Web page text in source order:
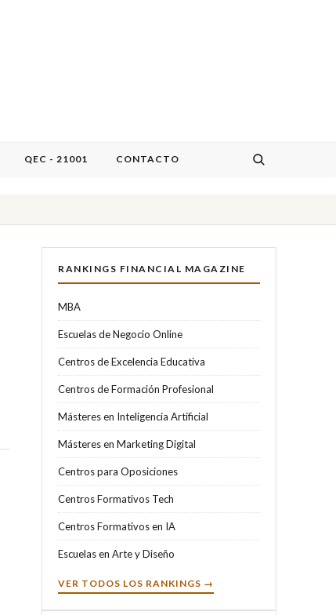
QEC - 21001 CONTACTO
RANKINGS FINANCIAL MAGAZINE
MBA
Escuelas de Negocio Online
Centros de Excelencia Educativa
Centros de Formación Profesional
Másteres en Inteligencia Artificial
Másteres en Marketing Digital
Centros para Oposiciones
Centros Formativos Tech
Centros Formativos en IA
Escuelas en Arte y Diseño
VER TODOS LOS RANKINGS →